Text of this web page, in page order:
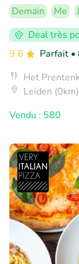
Demain Me
Deal très
9.6
Parfait •
Het
Leiden (0km)
Vendu : 580